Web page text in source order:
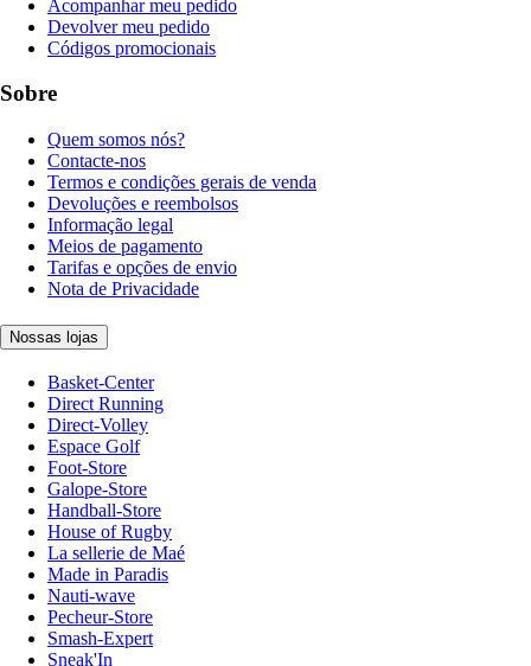
Acompanhar meu pedido
Devolver meu pedido
Códigos promocionais
Sobre
Quem somos nós?
Contacte-nos
Termos e condições gerais de venda
Devoluções e reembolsos
Informação legal
Meios de pagamento
Tarifas e opções de envio
Nota de Privacidade
Nossas lojas
Basket-Center
Direct Running
Direct-Volley
Espace Golf
Foot-Store
Galope-Store
Handball-Store
House of Rugby
La sellerie de Maé
Made in Paradis
Nauti-wave
Pecheur-Store
Smash-Expert
Sneak'In